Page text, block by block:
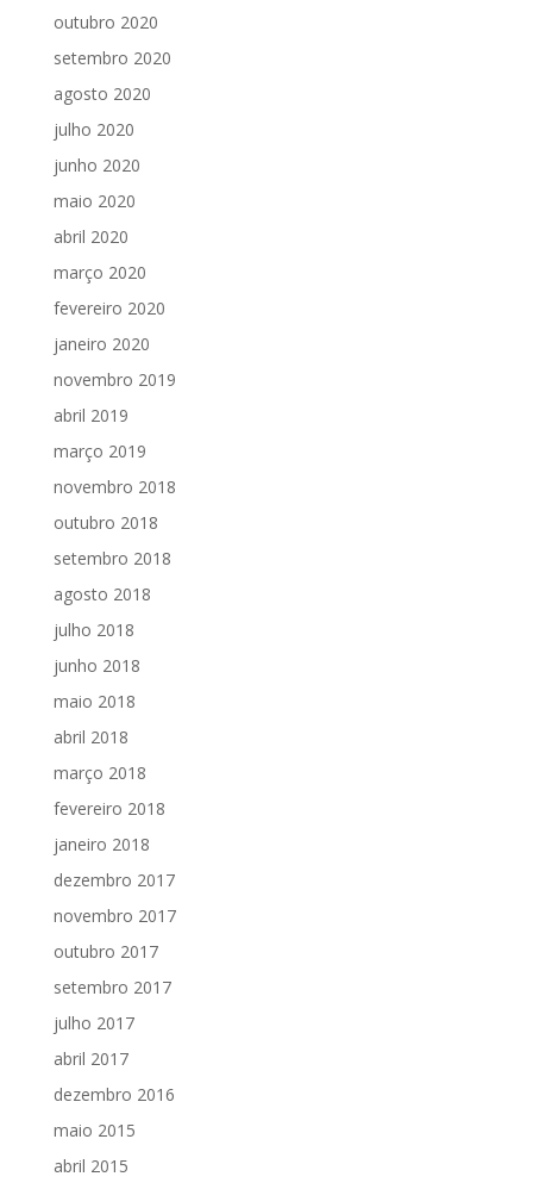
outubro 2020
setembro 2020
agosto 2020
julho 2020
junho 2020
maio 2020
abril 2020
março 2020
fevereiro 2020
janeiro 2020
novembro 2019
abril 2019
março 2019
novembro 2018
outubro 2018
setembro 2018
agosto 2018
julho 2018
junho 2018
maio 2018
abril 2018
março 2018
fevereiro 2018
janeiro 2018
dezembro 2017
novembro 2017
outubro 2017
setembro 2017
julho 2017
abril 2017
dezembro 2016
maio 2015
abril 2015